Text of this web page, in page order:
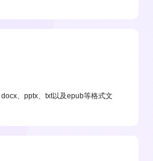
、pptx、txt以及epub等格式文